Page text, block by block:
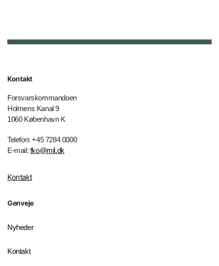
Kontakt
Forsvarskommandoen
Holmens Kanal 9
1060 København K
Telefon: +45 7284 0000
E-mail: fko@mil.dk
Kontakt
Genveje
Nyheder
Kontakt